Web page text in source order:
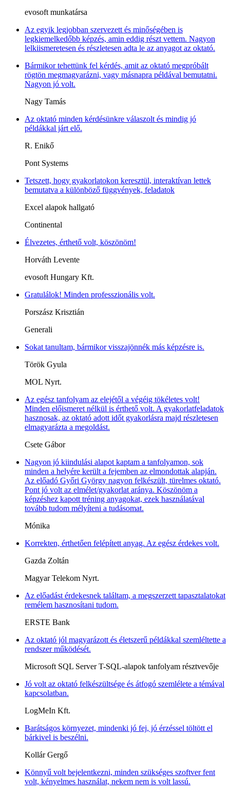
evosoft munkatársa
Az egyik legjobban szervezett és minőségében is
legkiemelkedőbb képzés, amin eddig részt vettem. Nagyon
lelkiismeretesen és részletesen adta le az anyagot az oktató.
Bármikor tehettünk fel kérdés, amit az oktató megpróbált
rögtön megmagyarázni, vagy másnapra példával bemutatni.
Nagyon jó volt.
Nagy Tamás
Az oktató minden kérdésünkre válaszolt és mindig jó
példákkal járt elő.
R. Enikő
Pont Systems
Tetszett, hogy gyakorlatokon keresztül, interaktívan lettek
bemutatva a különböző függvények, feladatok
Excel alapok hallgató
Continental
Élvezetes, érthető volt, köszönöm!
Horváth Levente
evosoft Hungary Kft.
Gratulálok! Minden professzionális volt.
Porszász Krisztián
Generali
Sokat tanultam, bármikor visszajönnék más képzésre is.
Török Gyula
MOL Nyrt.
Az egész tanfolyam az elejétől a végéig tökéletes volt!
Minden előismeret nélkül is érthető volt. A gyakorlatfeladatok
hasznosak, az oktató adott időt gyakorlásra majd részletesen
elmagyarázta a megoldást.
Csete Gábor
Nagyon jó kiindulási alapot kaptam a tanfolyamon, sok
minden a helyére került a fejemben az elmondottak alapján.
Az előadó Győri György nagyon felkészült, türelmes oktató.
Pont jó volt az elmélet/gyakorlat aránya. Köszönöm a
képzéshez kapott tréning anyagokat, ezek használatával
tovább tudom mélyíteni a tudásomat.
Mónika
Korrekten, érthetően felépített anyag. Az egész érdekes volt.
Gazda Zoltán
Magyar Telekom Nyrt.
Az előadást érdekesnek találtam, a megszerzett tapasztalatokat
remélem hasznosítani tudom.
ERSTE Bank
Az oktató jól magyarázott és életszerű példákkal szemléltette a
rendszer működését.
Microsoft SQL Server T-SQL-alapok tanfolyam résztvevője
Jó volt az oktató felkészültsége és átfogó szemlélete a témával
kapcsolatban.
LogMeIn Kft.
Barátságos környezet, mindenki jó fej, jó érzéssel töltött el
bárkivel is beszélni.
Kollár Gergő
Könnyű volt bejelentkezni, minden szükséges szoftver fent
volt, kényelmes használat, nekem nem is volt lassú.